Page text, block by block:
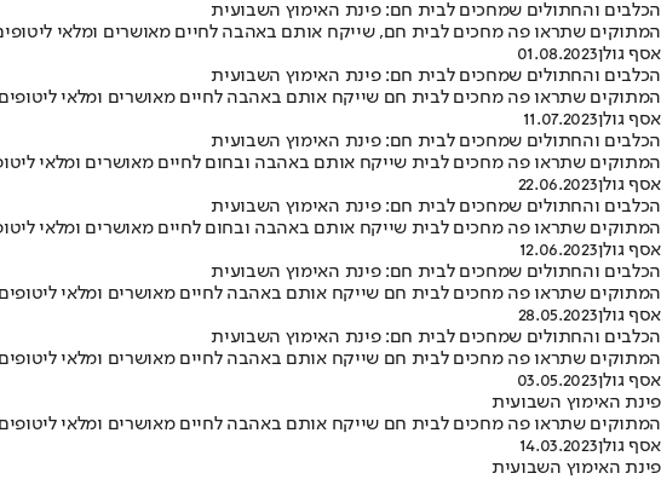
הכלבים והחתולים שמחכים לבית חם: פינת האימוץ השבועית
המתוקים שתראו פה מחכים לבית חם, שייקח אותם באהבה לחיים מאושרים ומלאי
אסף גולן01.08.2023
הכלבים והחתולים שמחכים לבית חם: פינת האימוץ השבועית
המתוקים שתראו פה מחכים לבית חם שייקח אותם באהבה לחיים מאושרים ומלאי ליטופים
אסף גולן11.07.2023
הכלבים והחתולים שמחכים לבית חם: פינת האימוץ השבועית
המתוקים שתראו פה מחכים לבית שייקח אותם באהבה ובחום לחיים מאושרים ומלאי
אסף גולן22.06.2023
הכלבים והחתולים שמחכים לבית חם: פינת האימוץ השבועית
המתוקים שתראו פה מחכים לבית שייקח אותם באהבה ובחום לחיים מאושרים ומלאי
אסף גולן12.06.2023
הכלבים והחתולים שמחכים לבית חם: פינת האימוץ השבועית
המתוקים שתראו פה מחכים לבית חם שייקח אותם באהבה לחיים מאושרים ומלאי ליטופים
אסף גולן28.05.2023
הכלבים והחתולים שמחכים לבית חם: פינת האימוץ השבועית
המתוקים שתראו פה מחכים לבית חם שייקח אותם באהבה לחיים מאושרים ומלאי ליטופים
אסף גולן03.05.2023
פינת האימוץ השבועית
המתוקים שתראו פה מחכים לבית חם שייקח אותם באהבה לחיים מאושרים ומלאי ליטופים
אסף גולן14.03.2023
פינת האימוץ השבועית